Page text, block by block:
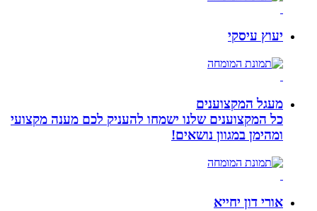
יעוץ עיסקי
מעגל המקצוענים
כל המקצוענים שלנו ישמחו להעניק לכם מענה מקצועי
ומהימן במגוון נושאים!
אורי דון יחייא